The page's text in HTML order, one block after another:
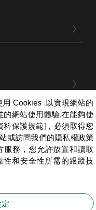
Cookies ,以實現網站的
的網站使用體驗,在能夠使
料保護規範]，必須取得您
或訪問我們的隠私權政策
服務，您允許放置和讀取
性和安全性所需的跟蹤技